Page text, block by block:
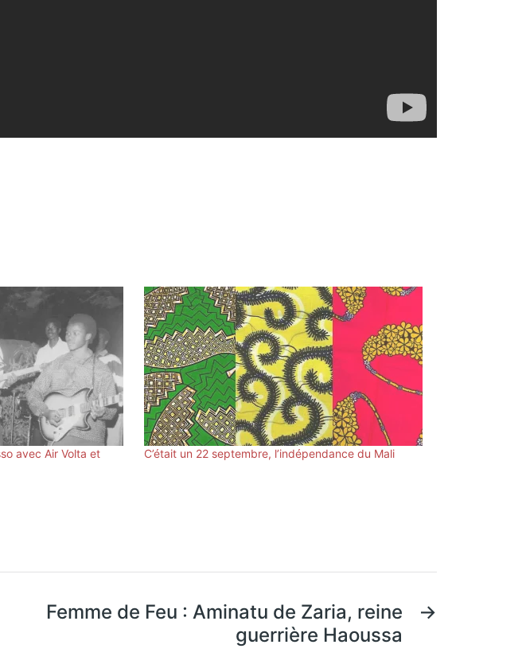
avec Air Volta et
C’était un 22 septembre, l’indépendance du Mali
→
Femme de Feu : Aminatu de Zaria, reine
guerrière Haoussa